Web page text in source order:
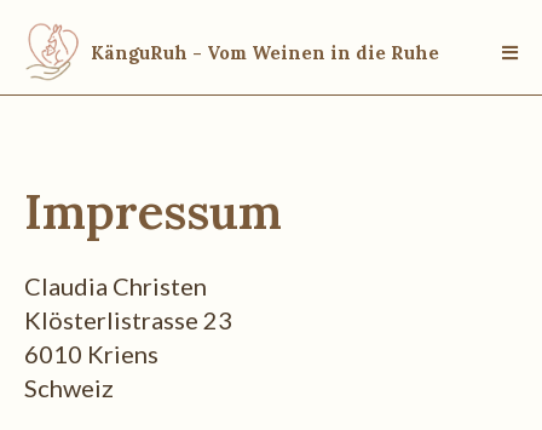
KänguRuh - Vom Weinen in die Ruhe
Impressum
Claudia Christen
Klösterlistrasse 23
6010 Kriens
Schweiz